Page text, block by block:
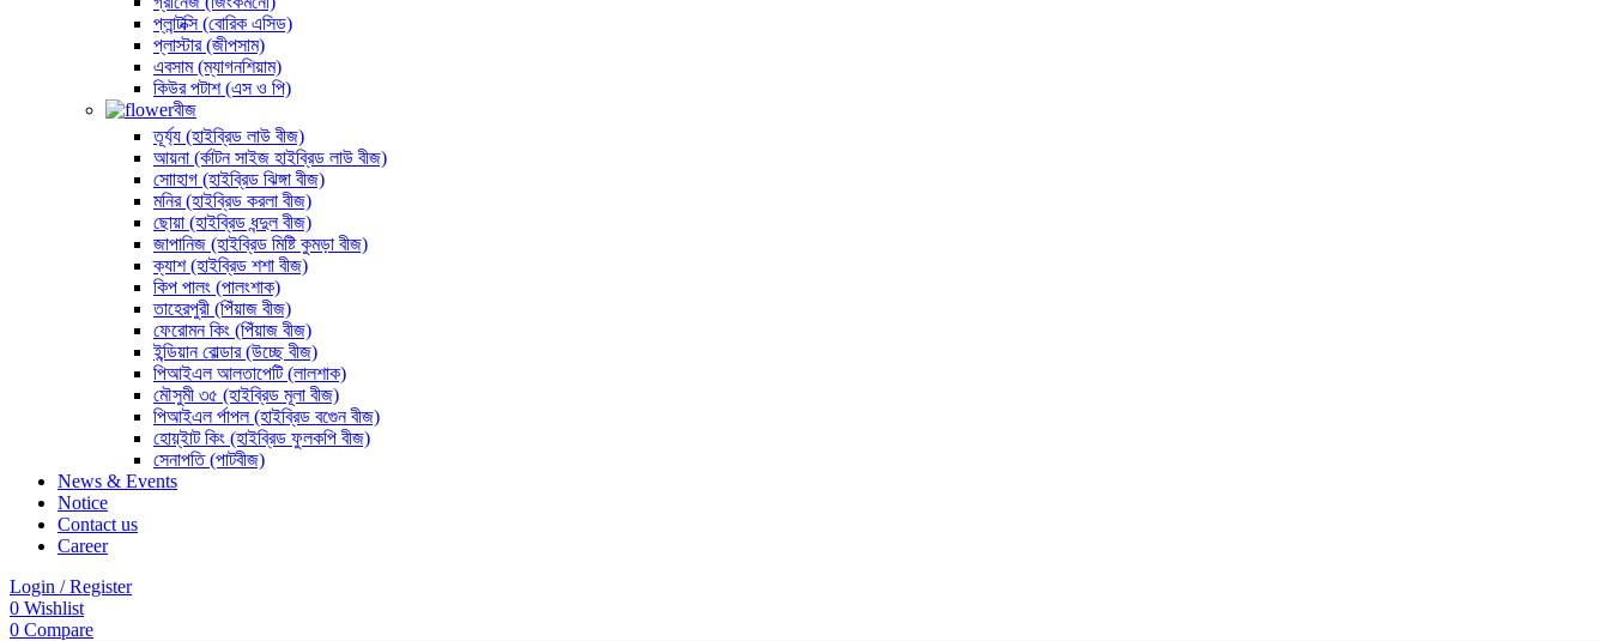
প্লান্টক্সি (বোরিক এসিড)
প্লাস্টার (জীপসাম)
এবসাম (ম্যাগনশিয়াম)
কিউর পটাশ (এস ও পি)
বীজ
তূর্য্য (হাইব্রিড লাউ বীজ)
আয়না (র্কাটন সাইজ হাইব্রিড লাউ বীজ)
সোাহাগ (হাইব্রিড ঝিঙ্গা বীজ)
মনির (হাইব্রিড করলা বীজ)
ছোয়া (হাইব্রিড ধন্দুল বীজ)
জাপানিজ (হাইব্রিড মিষ্টি কুমড়া বীজ)
ক্যাশ (হাইব্রিড শশা বীজ)
কিপ পালং (পালংশাক)
তাহেরপুরী (পিঁয়াজ বীজ)
ফেরোমন কিং (পিঁয়াজ বীজ)
ইন্ডিয়ান বোল্ডার (উচ্ছে বীজ)
পিআইএল আলতাপেটি (লালশাক)
মৌসুমী ৩৫ (হাইব্রিড মূলা বীজ)
পিআইএল র্পাপল (হাইব্রিড বগেুন বীজ)
হোয়্ইাট কিং (হাইব্রিড ফুলকপি বীজ)
সেনাপতি (পাটবীজ)
News & Events
Notice
Contact us
Career
Login / Register
0 Wishlist
0 Compare